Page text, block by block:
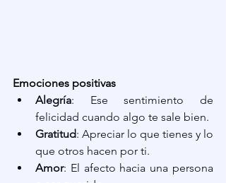
Emociones positivas
Alegría: Ese sentimiento de
felicidad cuando algo te sale bien.
Gratitud: Apreciar lo que tienes y lo
que otros hacen por ti.
Amor: El afecto hacia una persona